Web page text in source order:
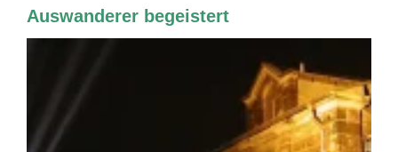
Auswanderer begeistert